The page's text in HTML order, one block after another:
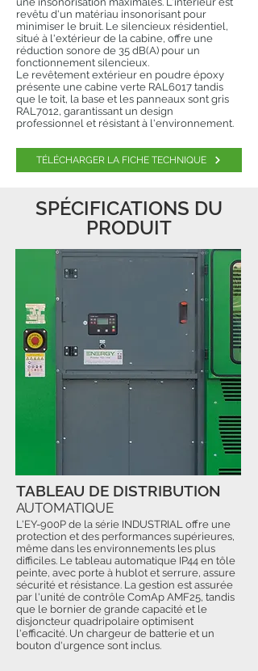
revêtu d'un matériau insonorisant pour
minimiser le bruit. Le silencieux résidentiel,
situé à l'extérieur de la cabine, offre une
réduction sonore de 35 dB(A) pour un
fonctionnement silencieux.
Le revêtement extérieur en poudre époxy
présente une cabine verte RAL6017 tandis
que le toit, la base et les panneaux sont gris
RAL7012, garantissant un design
professionnel et résistant à l'environnement.
TÉLÉCHARGER LA FICHE TECHNIQUE
SPÉCIFICATIONS DU
PRODUIT
L'EY-900P de la série INDUSTRIAL offre une
protection et des performances supérieures,
même dans les environnements les plus
difficiles. Le tableau automatique IP44 en tôle
peinte, avec porte à hublot et serrure, assure
sécurité et résistance. La gestion est assurée
par l'unité de contrôle ComAp AMF25, tandis
que le bornier de grande capacité et le
disjoncteur quadripolaire optimisent
l'efficacité. Un chargeur de batterie et un
bouton d'urgence sont inclus.
TABLEAU DE DISTRIBUTION
AUTOMATIQUE